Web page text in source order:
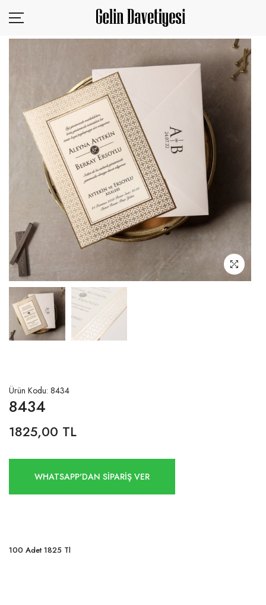
KURUMSAL
ÜRÜNLER
SİZDEN GELENLER
TASARIM YÜKLE
İLETİŞİM
Ürün Kodu: 8434
8434
1825,00 TL
WHATSAPP'DAN SİPARİŞ VER
100 Adet 1825 Tl